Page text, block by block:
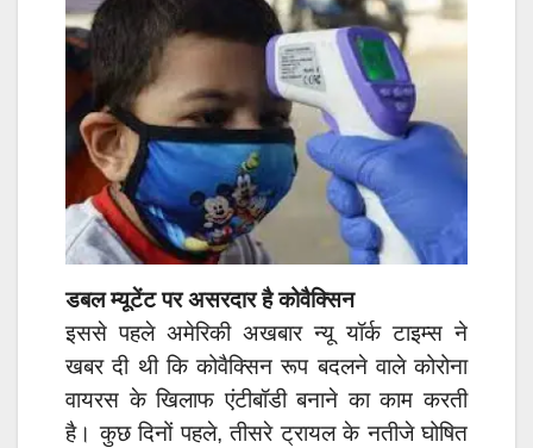
डबल म्यूटेंट पर असरदार है कोवैक्सिन
इससे पहले अमेरिकी अखबार न्यू यॉर्क टाइम्स ने
खबर दी थी कि कोवैक्सिन रूप बदलने वाले कोरोना
वायरस के खिलाफ एंटीबॉडी बनाने का काम करती
है। कुछ दिनों पहले, तीसरे ट्रायल के नतीजे घोषित